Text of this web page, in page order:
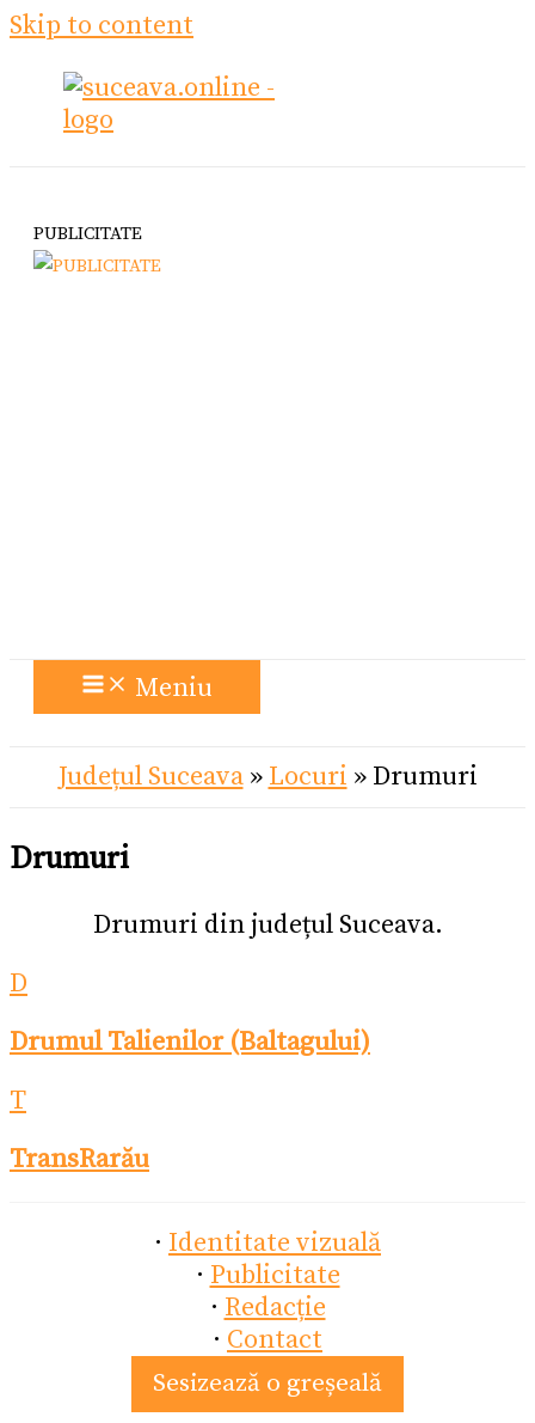
Skip to content
PUBLICITATE
Meniu
Județul Suceava» Locuri » Drumuri
Drumuri
Drumuri din județul Suceava.
D
Drumul Talienilor (Baltagului)
T
TransRarău
· Identitate vizuală
· Publicitate
· Redacție
· Contact
Sesizează o greșeală